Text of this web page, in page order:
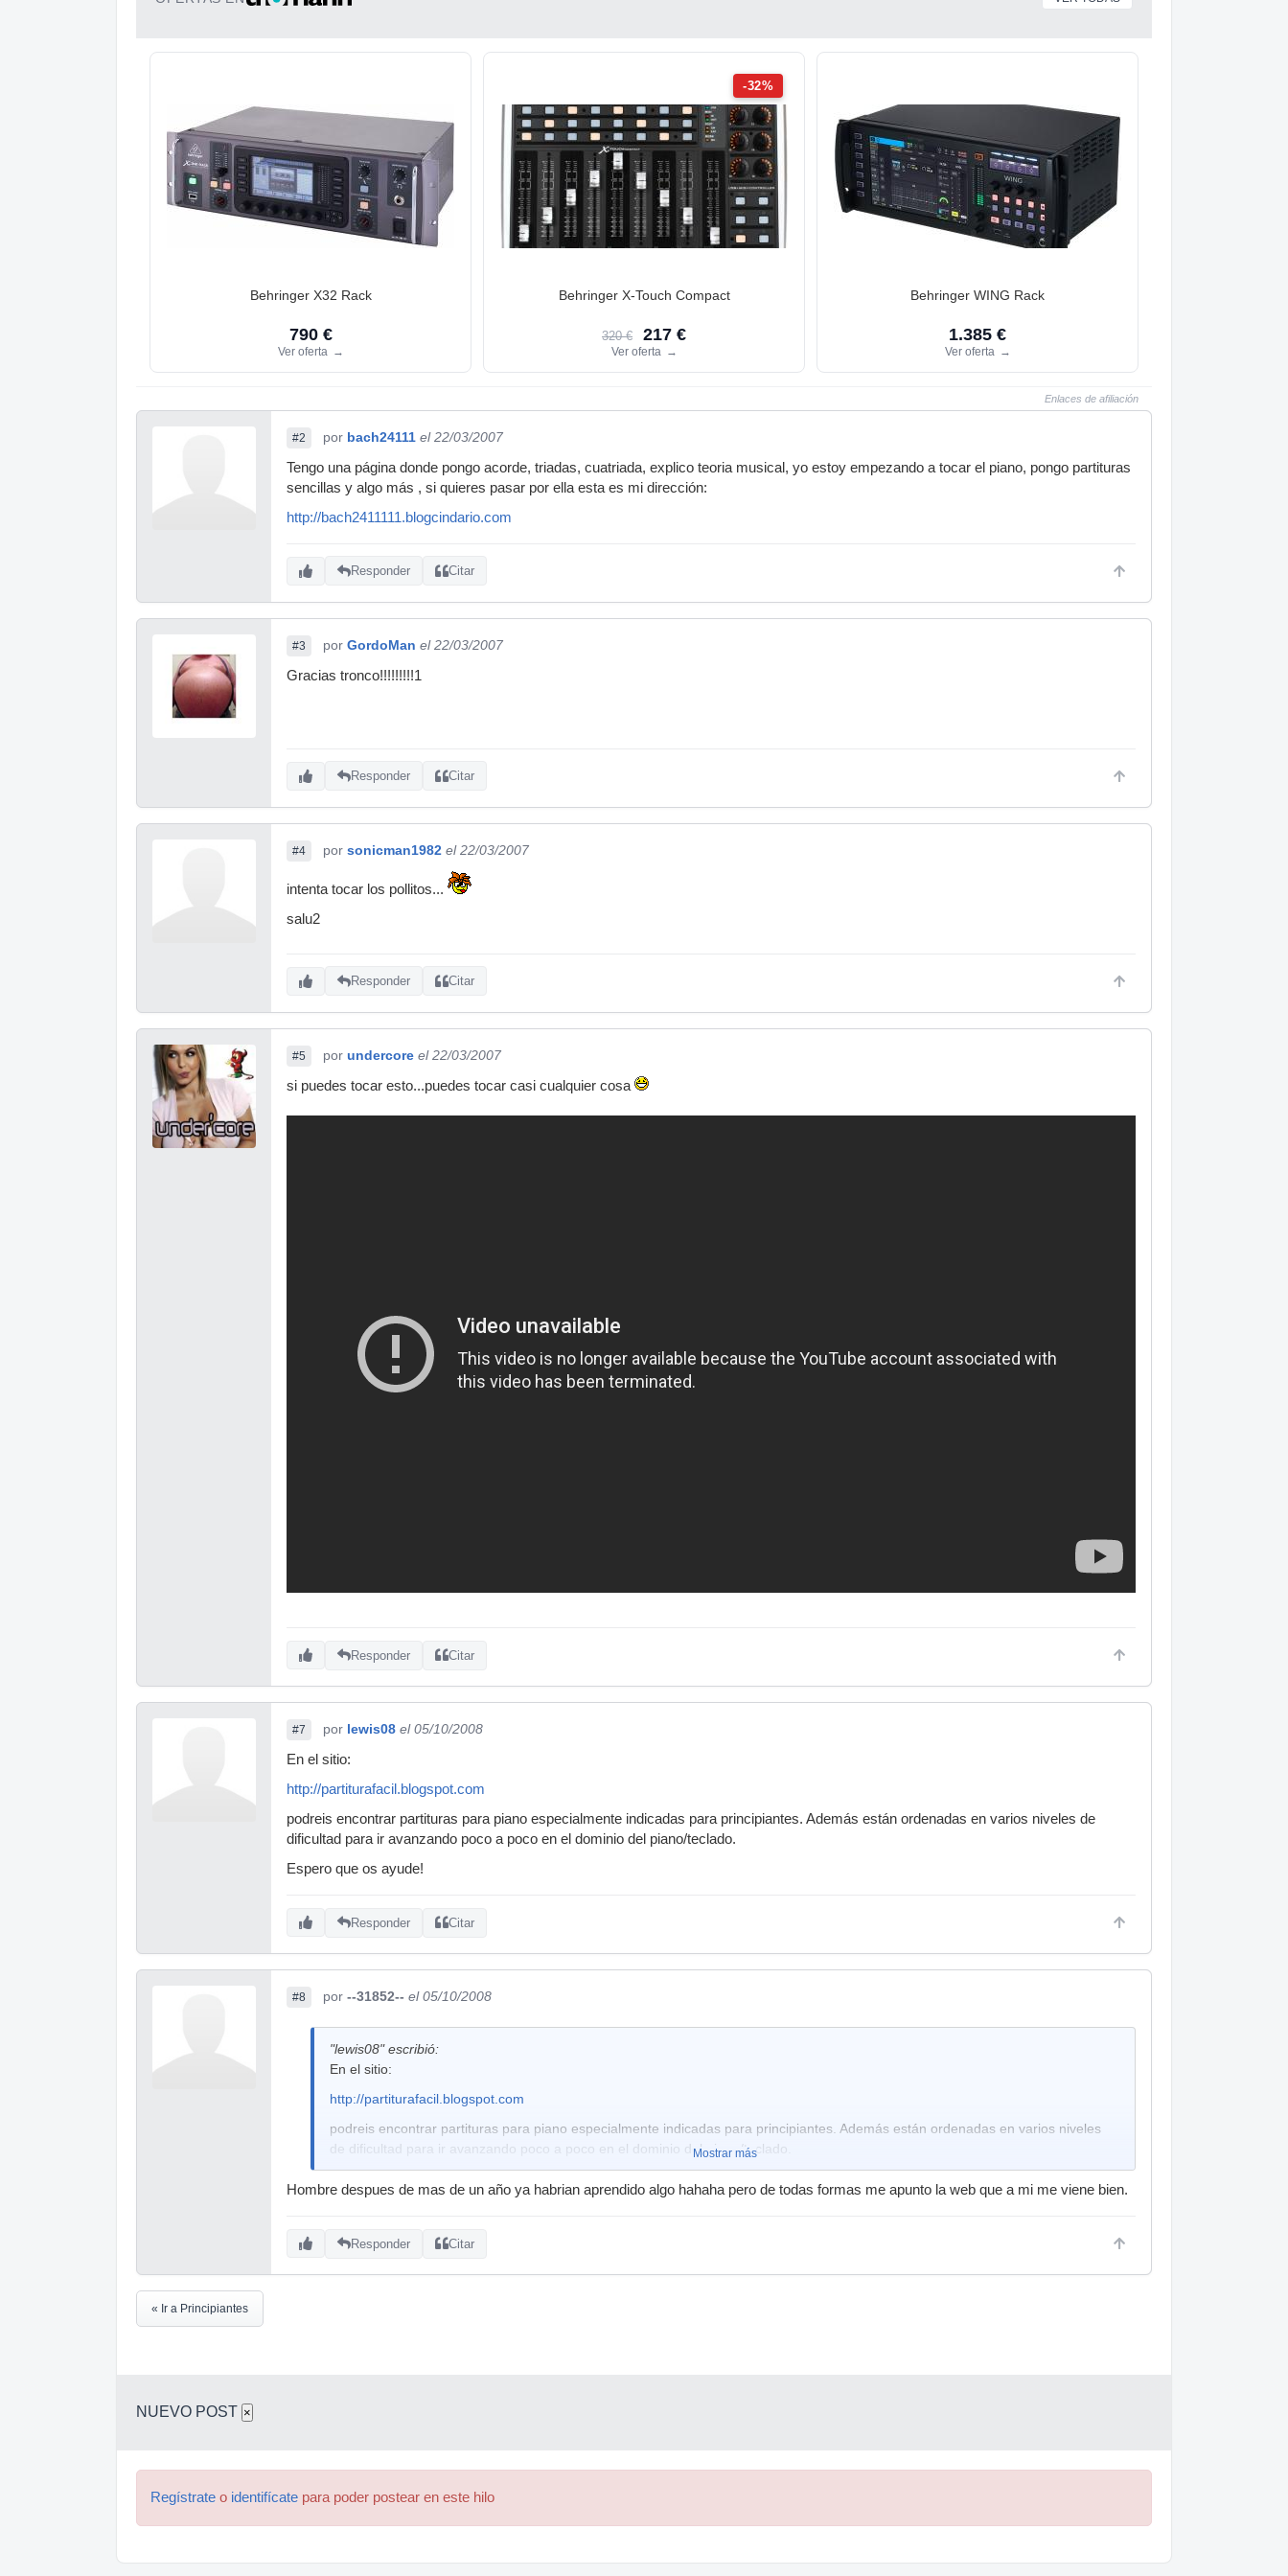
Behringer X32 Rack
790 €
Ver oferta →
-32%
Behringer X-Touch Compact
320 € 217 €
Ver oferta →
Behringer WING Rack
1.385 €
Ver oferta →
Enlaces de afiliación
#2 por bach24111 el 22/03/2007
Tengo una página donde pongo acorde, triadas, cuatriada, explico teoria musical, yo estoy empezando a tocar el piano, pongo partituras
sencillas y algo más , si quieres pasar por ella esta es mi dirección:
http://bach2411111.blogcindario.com
Responder Citar
#3 por GordoMan el 22/03/2007
Gracias tronco!!!!!!!!!1
Responder Citar
#4 por sonicman1982 el 22/03/2007
intenta tocar los pollitos...
salu2
Responder Citar
#5 por undercore el 22/03/2007
si puedes tocar esto...puedes tocar casi cualquier cosa
Responder Citar
#7 por lewis08 el 05/10/2008
En el sitio:
http://partiturafacil.blogspot.com
podreis encontrar partituras para piano especialmente indicadas para principiantes. Además están ordenadas en varios niveles de
dificultad para ir avanzando poco a poco en el dominio del piano/teclado.
Espero que os ayude!
Responder Citar
#8 por --31852-- el 05/10/2008
"lewis08" escribió:
En el sitio:
http://partiturafacil.blogspot.com
podreis encontrar partituras para piano especialmente indicadas para principiantes. Además están ordenadas en varios niveles
de dificultad para ir avanzando poco a poco en el dominio del piano/teclado.
Mostrar más
Hombre despues de mas de un año ya habrian aprendido algo hahaha pero de todas formas me apunto la web que a mi me viene bien.
Responder Citar
« Ir a Principiantes
NUEVO POST ×
Regístrate o identifícate para poder postear en este hilo